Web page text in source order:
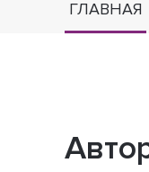
ГЛАВНАЯ